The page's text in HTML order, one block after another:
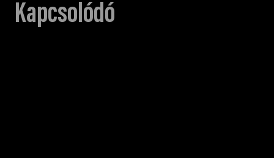
Kapcsolódó